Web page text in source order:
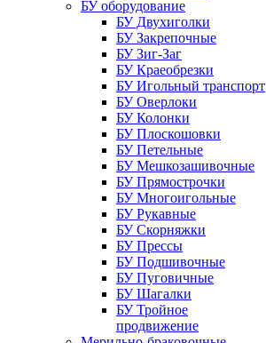
БУ оборудование
БУ Двухиголки
БУ Закрепочные
БУ Зиг-Заг
БУ Краеобрезки
БУ Игольный транспорт
БУ Оверлоки
БУ Колонки
БУ Плоскошовки
БУ Петельные
БУ Мешкозашивочные
БУ Прямострочки
БУ Многоигольные
БУ Рукавные
БУ Скорняжки
БУ Прессы
БУ Подшивочные
БУ Пуговичные
БУ Шагалки
БУ Тройное
продвижение